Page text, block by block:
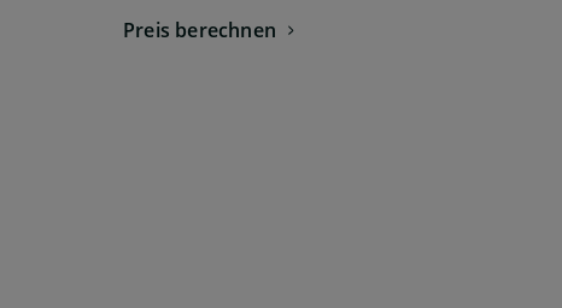
Preis berechnen